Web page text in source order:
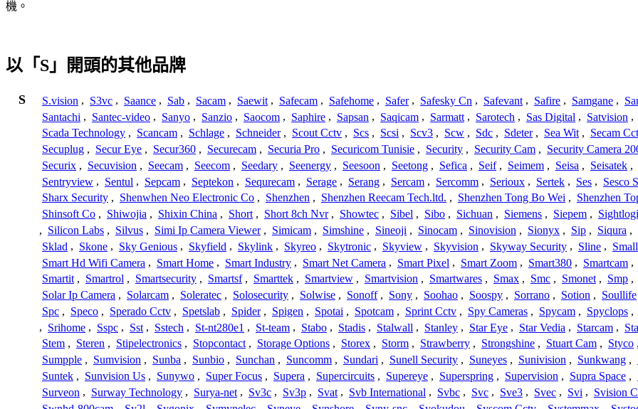
機。
以「S」開頭的其他品牌
S S.vision , S3vc , Saance , Sab , Sacam , Saewit , Safecam , Safehome , Safer , Safesky Cn , Safevant , Safire , Samgane ,
Santachi , Santec-video , Sanyo , Sanzio , Saocom , Saphire , Sapsan , Saqicam , Sarmatt , Sarotech , Sas Digital , Satvision ,
Scada Technology , Scancam , Schlage , Schneider , Scout Cctv , Scs , Scsi , Scv3 , Scw , Sdc , Sdeter , Sea Wit , Secam
Secuplug , Secur Eye , Secur360 , Securecam , Securia Pro , Securicom Tunisie , Security , Security Cam , Security Camera
Securix , Secuvision , Seecam , Seecom , Seedary , Seenergy , Seesoon , Seetong , Sefica , Seif , Seimem , Seisa , Seisatek ,
Sentryview , Sentul , Sepcam , Septekon , Sequrecam , Serage , Serang , Sercam , Sercomm , Serioux , Sertek , Ses , Sesco
Sharx Security , Shenwhen Neo Electronic Co , Shenzhen , Shenzhen Reecam Tech.ltd. , Shenzhen Tong Bo Wei , Shenzhen
Shinsoft Co , Shiwojia , Shixin China , Short , Short 8ch Nvr , Showtec , Sibel , Sibo , Sichuan , Siemens , Siepem ,
, Silicon Labs , Silvus , Simi Ip Camera Viewer , Simicam , Simshine , Sineoji , Sinocam , Sinovision , Sionyx , Sip , Siqura ,
Sklad , Skone , Sky Genious , Skyfield , Skylink , Skyreo , Skytronic , Skyview , Skyvision , Skyway Security , Sline ,
Smart Hd Wifi Camera , Smart Home , Smart Industry , Smart Net Camera , Smart Pixel , Smart Zoom , Smart380 , Smartcam ,
Smartit , Smartrol , Smartsecurity , Smartsf , Smarttek , Smartview , Smartvision , Smartwares , Smax , Smc , Smonet , Smp ,
Solar Ip Camera , Solarcam , Soleratec , Solosecurity , Solwise , Sonoff , Sony , Soohao , Soospy , Sorrano , Sotion , Soullife
Spc , Speco , Sperado Cctv , Spetslab , Spider , Spigen , Spotai , Spotcam , Sprint Cctv , Spy Cameras , Spycam , Spyclops ,
, Srihome , Sspc , Sst , Sstech , St-nt280e1 , St-team , Stabo , Stadis , Stalwall , Stanley , Star Eye , Star Vedia , Starcam ,
Stem , Steren , Stipelectronics , Stopcontact , Storage Options , Storex , Storm , Strawberry , Strongshine , Stuart Cam , Styco
Sumpple , Sumvision , Sunba , Sunbio , Sunchan , Suncomm , Sundari , Sunell Security , Suneyes , Sunivision , Sunkwang ,
Suntek , Sunvision Us , Sunywo , Super Focus , Supera , Supercircuits , Supereye , Superspring , Supervision , Supra Space ,
Surveon , Surway Technology , Surya-net , Sv3c , Sv3p , Svat , Svb International , Svbc , Svc , Sve3 , Svec , Svi , Svision